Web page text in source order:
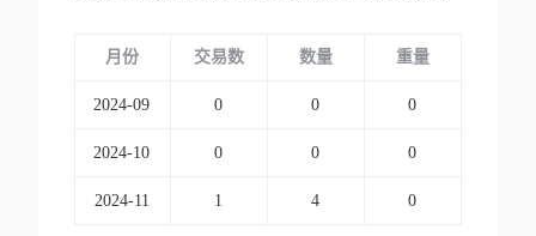
月份 交易数 数量 重量
2024-09 0 0 0
2024-10 0 0 0
2024-11 1 4 0